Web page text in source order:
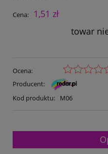
Cena:
1,51 zł
towar
Ocena:
Producent:
Kod produktu:
M06